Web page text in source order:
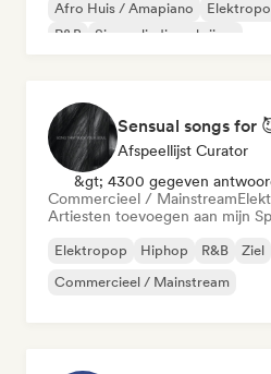
Afro Huis / Amapiano
R&B
Singer-liedjesschrijver
Sensual songs for
Afspeellijst Curator
&gt; 4300 gegeven
Commercieel / Mainstream
Artiesten toevoegen aan mijn
Elektropop Hiphop R&B
Ziel
Commercieel / Mainstream